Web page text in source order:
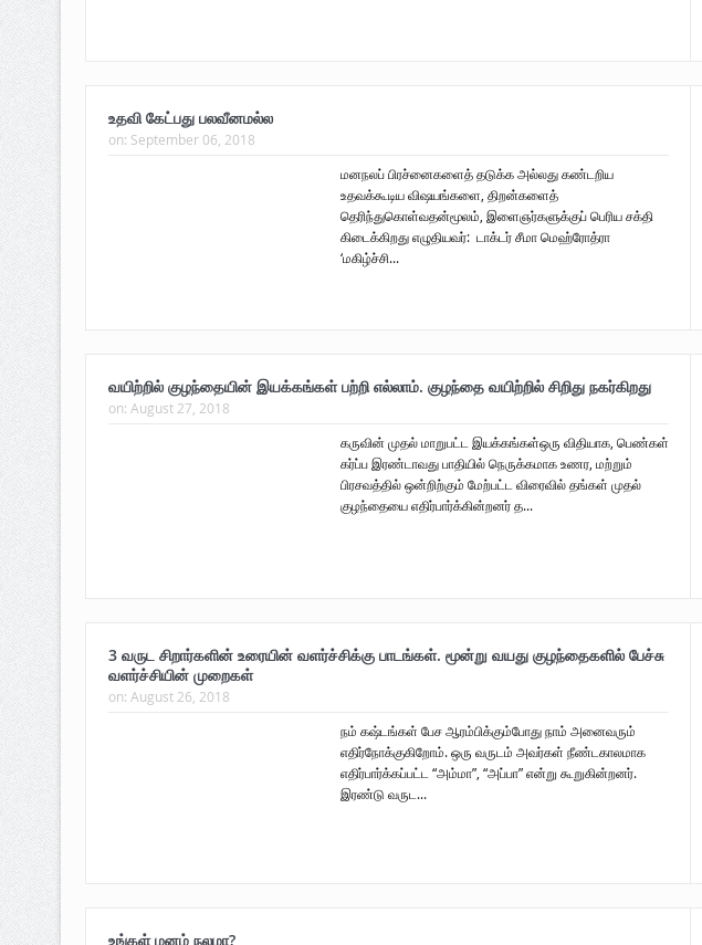
உதவி கேட்பது பலவீனமல்ல
on: September 06, 2018
மனநலப் பிரச்னைகளைத் தடுக்க அல்லது கண்டறிய
உதவக்கூடிய விஷயங்களை, திறன்களைத்
தெரிந்துகொள்வதன்மூலம், இளைஞர்களுக்குப் பெரிய சக்தி
கிடைக்கிறது எழுதியவர்: டாக்டர் சீமா மெஹ்ரோத்ரா
‘மகிழ்ச்சி...
வயிற்றில் குழந்தையின் இயக்கங்கள் பற்றி எல்லாம். குழந்தை வயிற்றில் சிறிது நகர்கிறது
on: August 27, 2018
கருவின் முதல் மாறுபட்ட இயக்கங்கள்ஒரு விதியாக, பெண்கள்
கர்ப்ப இரண்டாவது பாதியில் நெருக்கமாக உணர, மற்றும்
பிரசவத்தில் ஒன்றிற்கும் மேற்பட்ட விரைவில் தங்கள் முதல்
குழந்தையை எதிர்பார்க்கின்றனர் த...
3 வருட சிறார்களின் உரையின் வளர்ச்சிக்கு பாடங்கள். மூன்று வயது குழந்தைகளில் பேச்சு
வளர்ச்சியின் முறைகள்
on: August 26, 2018
நம் கஷ்டங்கள் பேச ஆரம்பிக்கும்போது நாம் அனைவரும்
எதிர்நோக்குகிறோம். ஒரு வருடம் அவர்கள் நீண்டகாலமாக
எதிர்பார்க்கப்பட்ட “அம்மா”, “அப்பா” என்று கூறுகின்றனர்.
இரண்டு வருட...
உங்கள் மனம் நலமா?